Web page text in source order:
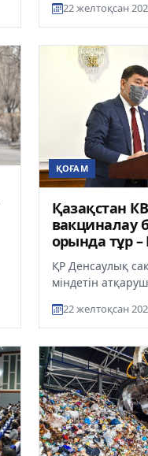
Шығыс өңірлерін
жоспарын
22 желтоқсан
ҚОҒАМ
Қазақстан
вакциналау
орында тұр –
ҚР Денсаулық
міндетін
Қазақстандағы
22 желтоқсан